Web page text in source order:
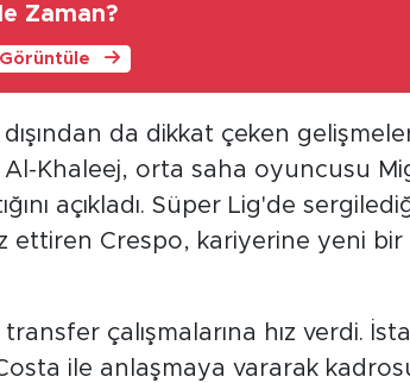
Zaman?
da dikkat çeken
Khaleej, orta saha oyuncusu
açıkladı. Süper Lig'de
ettiren Crespo, kariyerine yeni bir
çalışmalarına hız verdi.
ile anlaşmaya vararak